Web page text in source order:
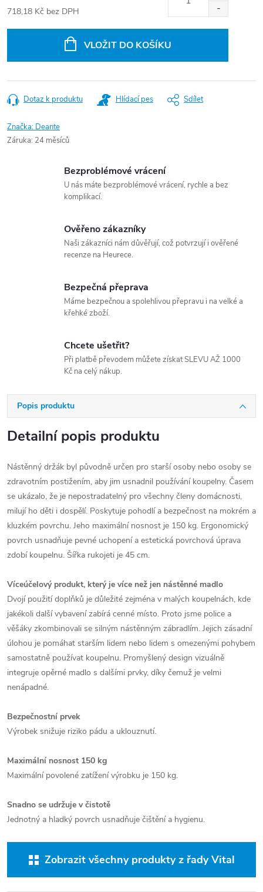
718,18 Kč bez DPH
VLOŽIT DO KOŠÍKU
Dotaz k produktu Hlídací pes Sdílet
Značka: Deante
Záruka: 24 měsíců
Bezproblémové vrácení
U nás máte bezproblémové vrácení, rychle a bez
komplikací.
Ověřeno zákazníky
Naši zákazníci nám důvěřují, což potvrzují i ověřené
recenze na Heurece.
Bezpečná přeprava
Máme bezpečnou a spolehlivou přepravu i na velké a
křehké zboží.
Chcete ušetřit?
Při platbě převodem můžete získat SLEVU AŽ 1000
Kč na celý nákup.
Popis produktu
Detailní popis produktu
Nástěnný držák byl původně určen pro starší osoby nebo osoby se
zdravotním postižením, aby jim usnadnil používání koupelny. Časem
se ukázalo, že je nepostradatelný pro všechny členy domácnosti,
milují ho děti i dospělí. Poskytuje pohodlí a bezpečnost na mokrém a
kluzkém povrchu. Jeho maximální nosnost je 150 kg. Ergonomický
povrch usnadňuje pevné uchopení a estetická povrchová úprava
zdobí koupelnu. Šířka rukojeti je 45 cm.
Víceúčelový produkt, který je více než jen nástěnné madlo
Dvojí použití doplňků je důležité zejména v malých koupelnách, kde
jakékoli další vybavení zabírá cenné místo. Proto jsme police a
věšáky zkombinovali se silným nástěnným zábradlím. Jejich zásadní
úlohou je pomáhat starším lidem nebo lidem s omezenými pohybem
samostatně používat koupelnu. Promyšlený design vizuálně
integruje opěrné madlo s dalšími prvky, díky čemuž je velmi
nenápadné.
Bezpečnostní prvek
Výrobek snižuje riziko pádu a uklouznutí.
Maximální nosnost 150 kg
Maximální povolené zatížení výrobku je 150 kg.
Snadno se udržuje v čistotě
Jednotný a hladký povrch usnadňuje čištění a hygienu.
Zobrazit všechny produkty z řady Vital